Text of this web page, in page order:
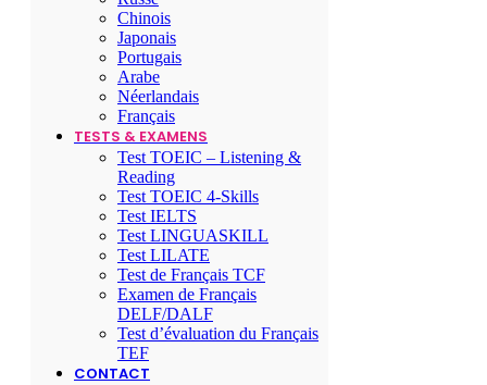
Chinois
Japonais
Portugais
Arabe
Néerlandais
Français
TESTS & EXAMENS
Test TOEIC – Listening &
Reading
Test TOEIC 4-Skills
Test IELTS
Test LINGUASKILL
Test LILATE
Test de Français TCF
Examen de Français
DELF/DALF
Test d’évaluation du Français
TEF
CONTACT